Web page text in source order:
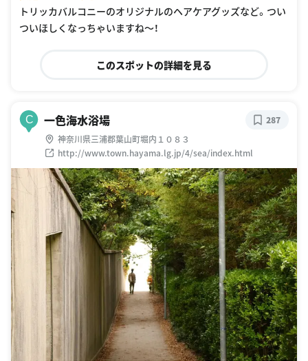
トリッカバルコニーのオリジナルのヘアケアグッズなど。つい
ついほしくなっちゃいますね〜！
このスポットの詳細を見る
C 一色海水浴場
神奈川県三浦郡葉山町堀内１０８３
http://www.town.hayama.lg.jp/4/sea/index.html
287